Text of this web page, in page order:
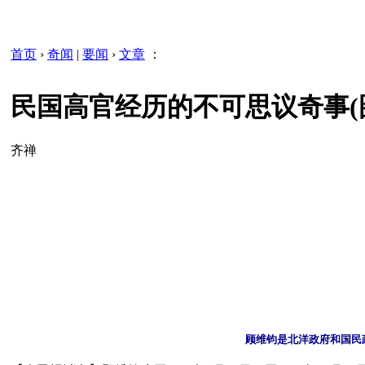
首页 › 奇闻 | 要闻 › 文章 ：
民国高官经历的不可思议奇事
齐禅